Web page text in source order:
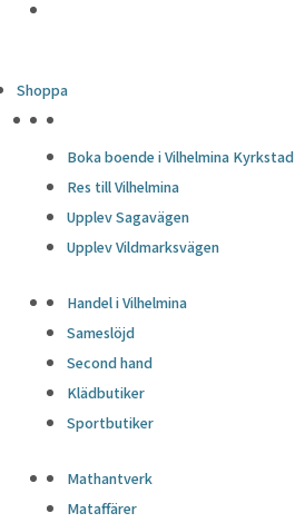
Shoppa
Boka boende i Vilhelmina Kyrkstad
Res till Vilhelmina
Upplev Sagavägen
Upplev Vildmarksvägen
Handel i Vilhelmina
Sameslöjd
Second hand
Klädbutiker
Sportbutiker
Mathantverk
Mataffärer